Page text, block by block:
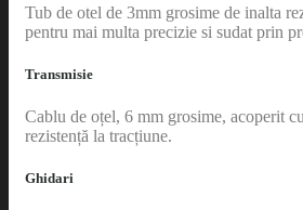
Tub de otel de 3mm grosime de inalta
pentru mai multa precizie si sudat prin
Transmisie
Cablu de oțel, 6 mm grosime, acoperit
rezistență la tracțiune.
Ghidari